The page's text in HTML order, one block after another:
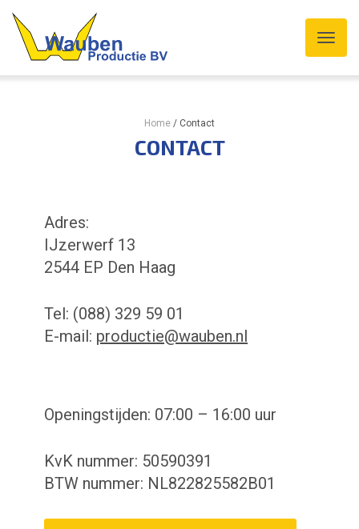
Home / Contact
CONTACT
Adres:
IJzerwerf 13
2544 EP Den Haag
Tel: (088) 329 59 01
E-mail: productie@wauben.nl
Openingstijden: 07:00 – 16:00 uur
KvK nummer: 50590391
BTW nummer: NL822825582B01